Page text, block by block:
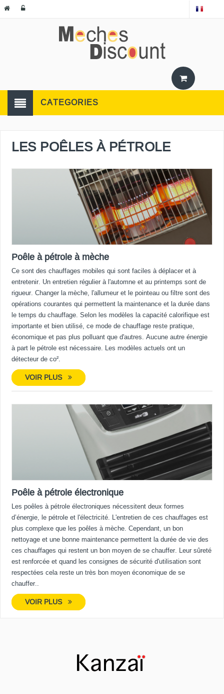
CATEGORIES
LES POÊLES À PÉTROLE
Poêle à pétrole à mèche
Ce sont des chauffages mobiles qui sont faciles à déplacer et à
entretenir. Un entretien régulier à l'automne et au printemps sont de
rigueur. Changer la mèche, l'allumeur et le pointeau ou filtre sont des
opérations courantes qui permettent la maintenance et la durée dans
le temps du chauffage. Selon les modèles la capacité calorifique est
importante et bien utilisé, ce mode de chauffage reste pratique,
économique et pas plus polluant que d'autres. Aucune autre énergie
à part le pétrole est nécessaire. Les modèles actuels ont un
détecteur de co².
VOIR PLUS
Poêle à pétrole électronique
Les poêles à pétrole électroniques nécessitent deux formes
d’énergie, le pétrole et l'électricité. L'entretien de ces chauffages est
plus complexe que les poêles à mèche. Cependant, un bon
nettoyage et une bonne maintenance permettent la durée de vie des
ces chauffages qui restent un bon moyen de se chauffer. Leur sûreté
est renforcée et quand les consignes de sécurité d'utilisation sont
respectées cela reste un très bon moyen économique de se
chauffer..
VOIR PLUS